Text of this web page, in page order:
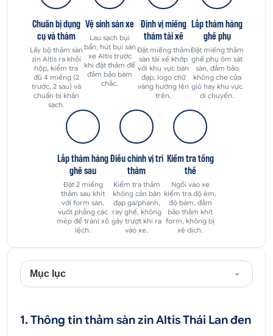
Chuẩn bị dụng
cụ và thảm
Lấy bộ thảm sàn
zin Altis ra khỏi
hộp, kiểm tra
đủ 4 miếng (2
trước, 2 sau) và
chuẩn bị khăn
sạch.
Vệ sinh sàn xe
Lau sạch bụi
bẩn, hút bụi sàn
xe Altis trước
khi đặt thảm để
đảm bảo bám
chắc.
Định vị miếng
thảm tài xế
Đặt miếng thảm
sàn tài xế khớp
với khu vực bàn
đạp, logo chữ
vàng hướng lên
trên.
Lắp thảm hàng
ghế phụ
Đặt miếng thảm
ghế phụ ôm sát
sàn, đảm bảo
không che cửa
gió hay khu vực
di chuyển.
Lắp thảm hàng
ghế sau
Đặt 2 miếng
thảm sau khít
với form sàn,
vuốt phẳng các
mép để tráni xô
lệch.
Điều chỉnh vị trí
thảm
Kiểm tra thảm
không cản bàn
đạp ga/phanh,
ray ghế, không
gây trượt khi ra
vào xe.
Kiểm tra tổng
thể
Ngồi vào xe
kiểm tra độ êm,
độ bám, đảm
bảo thảm khít
form, không bị
xê dịch.
Mục lục
1. Thông tin thảm sàn zin Altis Thái Lan đen